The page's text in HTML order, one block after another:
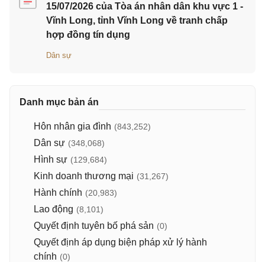
15/07/2026 của Tòa án nhân dân khu vực 1 -
Vĩnh Long, tỉnh Vĩnh Long về tranh chấp
hợp đồng tín dụng
Dân sự
Danh mục bản án
Hôn nhân gia đình (843,252)
Dân sự (348,068)
Hình sự (129,684)
Kinh doanh thương mại (31,267)
Hành chính (20,983)
Lao động (8,101)
Quyết định tuyên bố phá sản (0)
Quyết định áp dụng biện pháp xử lý hành
chính (0)